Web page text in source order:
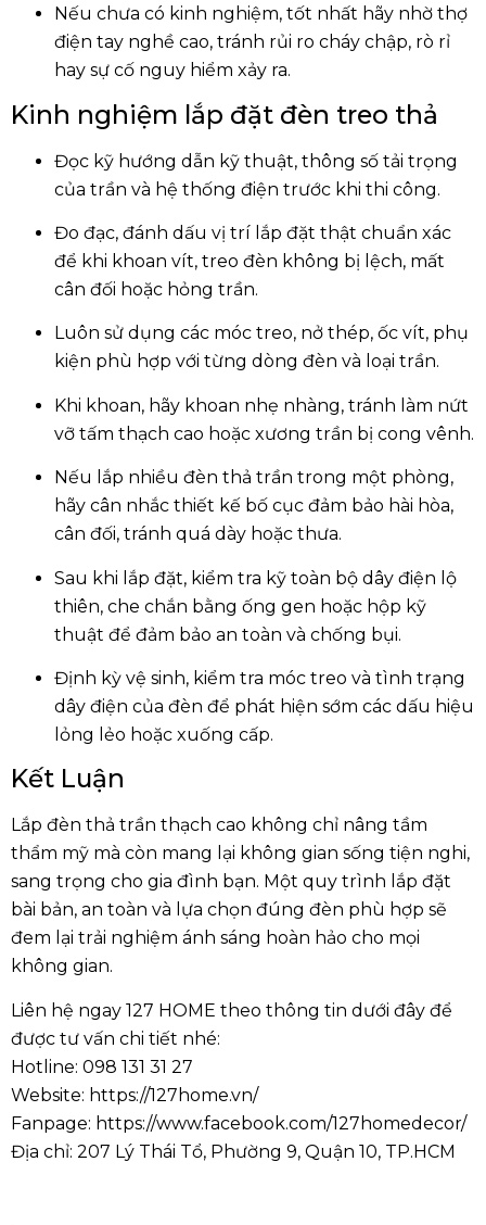
Nếu chưa có kinh nghiệm, tốt nhất hãy nhờ thợ
điện tay nghề cao, tránh rủi ro cháy chập, rò rỉ
hay sự cố nguy hiểm xảy ra.
Kinh nghiệm lắp đặt đèn treo thả
Đọc kỹ hướng dẫn kỹ thuật, thông số tải trọng
của trần và hệ thống điện trước khi thi công.
Đo đạc, đánh dấu vị trí lắp đặt thật chuẩn xác
để khi khoan vít, treo đèn không bị lệch, mất
cân đối hoặc hỏng trần.
Luôn sử dụng các móc treo, nở thép, ốc vít, phụ
kiện phù hợp với từng dòng đèn và loại trần.
Khi khoan, hãy khoan nhẹ nhàng, tránh làm nứt
vỡ tấm thạch cao hoặc xương trần bị cong vênh.
Nếu lắp nhiều đèn thả trần trong một phòng,
hãy cân nhắc thiết kế bố cục đảm bảo hài hòa,
cân đối, tránh quá dày hoặc thưa.
Sau khi lắp đặt, kiểm tra kỹ toàn bộ dây điện lộ
thiên, che chắn bằng ống gen hoặc hộp kỹ
thuật để đảm bảo an toàn và chống bụi.
Định kỳ vệ sinh, kiểm tra móc treo và tình trạng
dây điện của đèn để phát hiện sớm các dấu hiệu
lỏng lẻo hoặc xuống cấp.
Kết Luận
Lắp đèn thả trần thạch cao không chỉ nâng tầm
thẩm mỹ mà còn mang lại không gian sống tiện nghi,
sang trọng cho gia đình bạn. Một quy trình lắp đặt
bài bản, an toàn và lựa chọn đúng đèn phù hợp sẽ
đem lại trải nghiệm ánh sáng hoàn hảo cho mọi
không gian.
Liên hệ ngay 127 HOME theo thông tin dưới đây để
được tư vấn chi tiết nhé:
Hotline: 098 131 31 27
Website: https://127home.vn/
Fanpage: https://www.facebook.com/127homedecor/
Địa chỉ: 207 Lý Thái Tổ, Phường 9, Quận 10, TP.HCM